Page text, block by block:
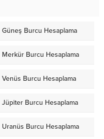
Güneş Burcu Hesaplama
Merkür Burcu Hesaplama
Venüs Burcu Hesaplama
Jüpiter Burcu Hesaplama
Uranüs Burcu Hesaplama